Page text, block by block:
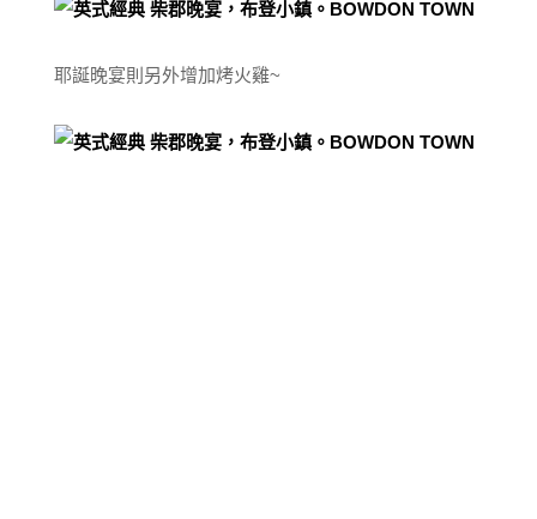
耶誕晚宴則另外增加烤火雞~